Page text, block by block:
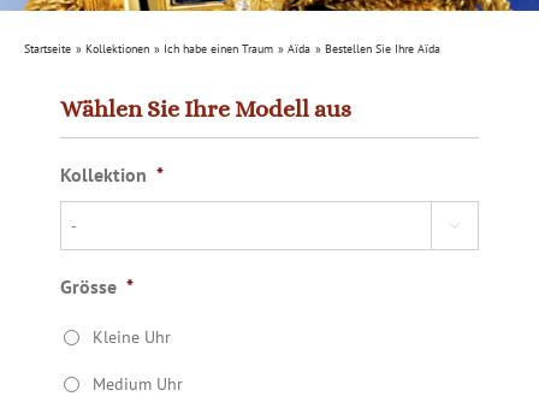
Startseite Kollektionen Ich habe einen Traum Aïda Bestellen Sie Ihre Aïda
Wählen Sie Ihre Modell aus
Kollektion *

Grösse *
Kleine Uhr
Medium Uhr